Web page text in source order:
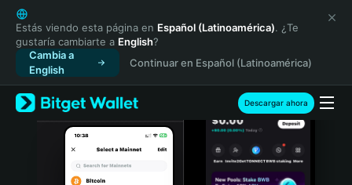
English
日本語
Tiếng Việt
Русский
Español (Latinoamérica)
Türkçe
Italiano
Estás viendo esta página en Español (Latinoamérica). ¿Te
gustaría cambiarte a English?
Cambia a
English
Continuar en Español (Latinoamérica)
Descargar ahora